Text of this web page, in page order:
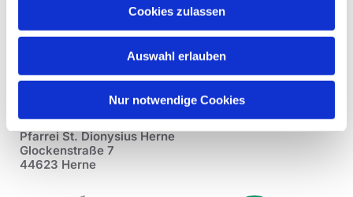
Cookies zulassen
Auswahl erlauben
Nur notwendige Cookies
Pfarrei St. Dionysius Herne
Glockenstraße 7
44623 Herne